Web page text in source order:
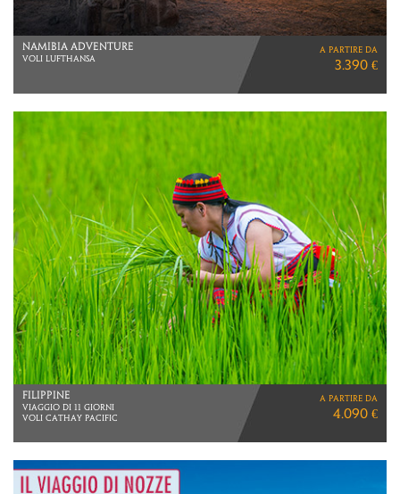
THAILANDIA
VOLI DIRETTI ITA AIRWAYS
a partire da
GIAPPONE E POLINESIA
VIAGGIO DI 21 GIORNI
a partire da